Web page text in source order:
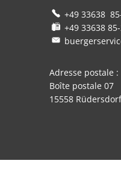
+49 33638
+49 33638
Adresse postale :
Boîte postale 07
15558